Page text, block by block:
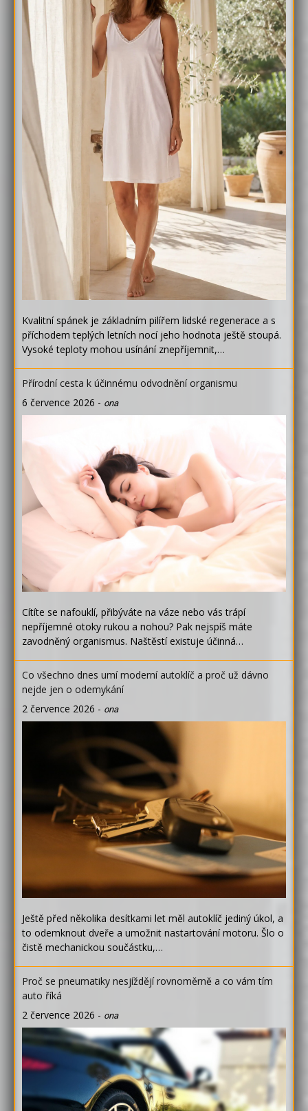
Kvalitní spánek je základním pilířem lidské regenerace a s
příchodem teplých letních nocí jeho hodnota ještě stoupá.
Vysoké teploty mohou usínání znepříjemnit,…
Přírodní cesta k účinnému odvodnění organismu
6 července 2026 - ona
Cítíte se nafouklí, přibýváte na váze nebo vás trápí
nepříjemné otoky rukou a nohou? Pak nejspíš máte
zavodněný organismus. Naštěstí existuje účinná…
Co všechno dnes umí moderní autoklíč a proč už dávno
nejde jen o odemykání
2 července 2026 - ona
Ještě před několika desítkami let měl autoklíč jediný úkol, a
to odemknout dveře a umožnit nastartování motoru. Šlo o
čistě mechanickou součástku,…
Proč se pneumatiky nesjíždějí rovnoměrně a co vám tím
auto říká
2 července 2026 - ona